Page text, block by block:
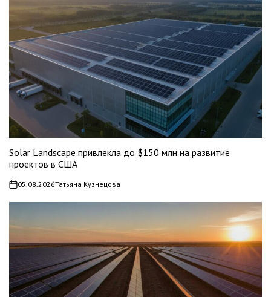
Solar Landscape привлекла до $150 млн на развитие
проектов в США
on05.08.2026Татьяна Кузнецова